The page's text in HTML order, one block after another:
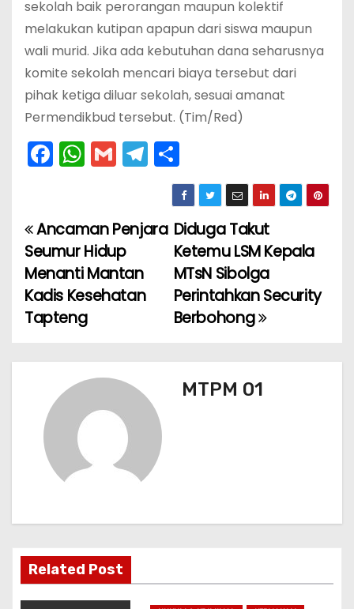
sekolah baik perorangan maupun kolektif
melakukan kutipan apapun dari siswa maupun
wali murid. Jika ada kebutuhan dana seharusnya
komite sekolah mencari biaya tersebut dari
pihak ketiga diluar sekolah, sesuai amanat
Permendikbud tersebut. (Tim/Red)
F
a
e
b
o
o
k
W
h
ts
A
p
p
G
m
l
T
el
gr
h
ar
e
N
a
v
g
o
s
Diduga Takut
Ketemu LSM Kepala
MTsN Sibolga
Perintahkan Security
Berbohong
Ancaman Penjara
Seumur Hidup
Menanti Mantan
Kadis Kesehatan
Tapteng
MTPM 01
Related Post